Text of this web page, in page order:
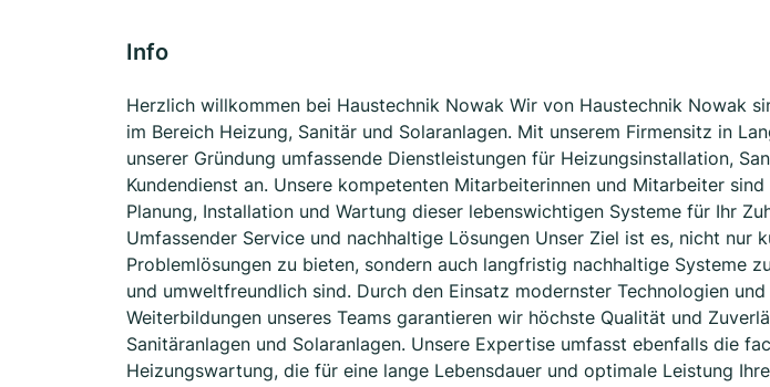
Info
Herzlich willkommen bei Haustechnik Nowak Wir von Haustechnik Nowak
im Bereich Heizung, Sanitär und Solaranlagen. Mit unserem Firmensitz in
unserer Gründung umfassende Dienstleistungen für Heizungsinstallation,
Kundendienst an. Unsere kompetenten Mitarbeiterinnen und Mitarbeiter
Planung, Installation und Wartung dieser lebenswichtigen Systeme für Ihr
Umfassender Service und nachhaltige Lösungen Unser Ziel ist es, nicht nur
Problemlösungen zu bieten, sondern auch langfristig nachhaltige Systeme
und umweltfreundlich sind. Durch den Einsatz modernster Technologien
Weiterbildungen unseres Teams garantieren wir höchste Qualität und
Sanitäranlagen und Solaranlagen. Unsere Expertise umfasst ebenfalls die
Heizungswartung, die für eine lange Lebensdauer und optimale Leistung